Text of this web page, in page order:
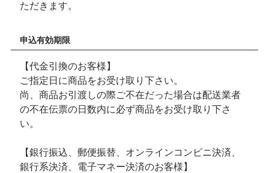
ただきます。
申込有効期限
【代金引換のお客様】
ご指定日に商品をお受け取り下さい。
尚、商品お引渡しの際ご不在だった場合は配送業者
の不在伝票の日数内に必ず商品をお受け取り下さ
い。
【銀行振込、郵便振替、オンラインコンビニ決済、
銀行系決済、電子マネー決済のお客様】